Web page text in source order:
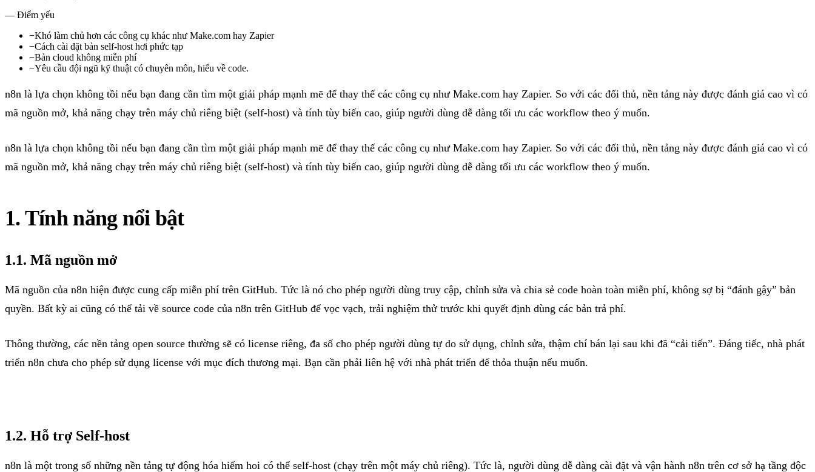
— Điểm yếu
−Khó làm chủ hơn các công cụ khác như Make.com hay Zapier
−Cách cài đặt bản self-host hơi phức tạp
−Bản cloud không miễn phí
−Yêu cầu đội ngũ kỹ thuật có chuyên môn, hiểu về code.
n8n là lựa chọn không tồi nếu bạn đang cần tìm một giải pháp mạnh mẽ để thay thế các công cụ như Make.com hay Zapier. So với các đối thủ, nền tảng này được đánh giá cao vì có
mã nguồn mở, khả năng chạy trên máy chủ riêng biệt (self-host) và tính tùy biến cao, giúp người dùng dễ dàng tối ưu các workflow theo ý muốn.
n8n là lựa chọn không tồi nếu bạn đang cần tìm một giải pháp mạnh mẽ để thay thế các công cụ như Make.com hay Zapier. So với các đối thủ, nền tảng này được đánh giá cao vì có
mã nguồn mở, khả năng chạy trên máy chủ riêng biệt (self-host) và tính tùy biến cao, giúp người dùng dễ dàng tối ưu các workflow theo ý muốn.
1. Tính năng nổi bật
1.1. Mã nguồn mở
Mã nguồn của n8n hiện được cung cấp miễn phí trên GitHub. Tức là nó cho phép người dùng truy cập, chỉnh sửa và chia sẻ code hoàn toàn miễn phí, không sợ bị “đánh gậy” bản
quyền. Bất kỳ ai cũng có thể tải về source code của n8n trên GitHub để vọc vạch, trải nghiệm thử trước khi quyết định dùng các bản trả phí.
Thông thường, các nền tảng open source thường sẽ có license riêng, đa số cho phép người dùng tự do sử dụng, chỉnh sửa, thậm chí bán lại sau khi đã “cải tiến”. Đáng tiếc, nhà phát
triển n8n chưa cho phép sử dụng license với mục đích thương mại. Bạn cần phải liên hệ với nhà phát triển để thỏa thuận nếu muốn.
1.2. Hỗ trợ Self-host
n8n là một trong số những nền tảng tự động hóa hiếm hoi có thể self-host (chạy trên một máy chủ riêng). Tức là, người dùng dễ dàng cài đặt và vận hành n8n trên cơ sở hạ tầng độc